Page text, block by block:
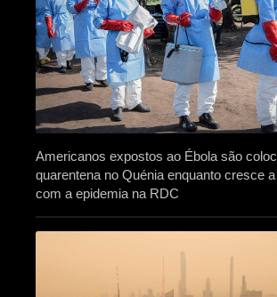
Americanos expostos ao Ébola são
quarentena no Quénia enquanto cresce
com a epidemia na RDC